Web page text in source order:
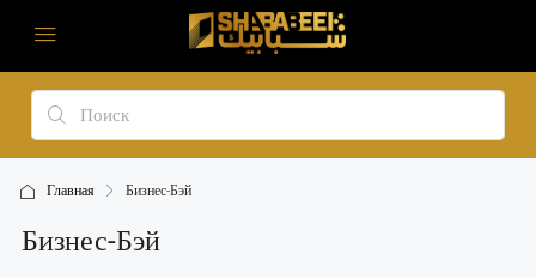
Главная Бизнес-Бэй
Бизнес-Бэй